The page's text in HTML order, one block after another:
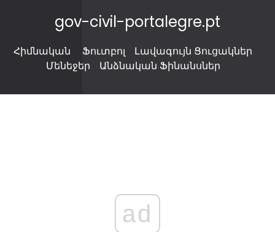
gov-civil-portalegre.pt
Հիմնական Ֆուտբոլ
Լավագույն Ցուցակներ
Մենեջեր
Անձնական Ֆինանսներ
ad